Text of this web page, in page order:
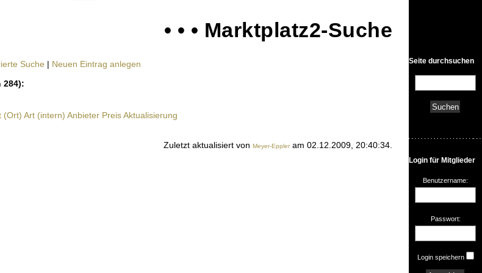
Seite durchsuchen
Login für Mitglieder
Benutzername:
Passwort:
Login speichern
• • • Marktplatz2-Suche
Suche | Neuen Eintrag anlegen
284):
(Ort) Art (intern) Anbieter PreisAktualisierung
Zuletzt aktualisiert von Meyer-Eppleram 02.12.2009, 20:40:34.